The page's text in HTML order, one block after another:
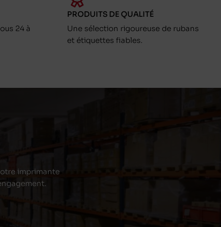
24 à
PRODUITS DE QUALITÉ
Une sélection rigoureuse de rubans
et étiquettes fiables.
imprimante